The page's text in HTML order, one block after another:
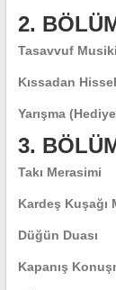
2.
Tasavvuf
Kıssadan
Yarışma
3.
Takı Merasimi
Kardeş Kuşağı
Düğün Duası
Kapanış